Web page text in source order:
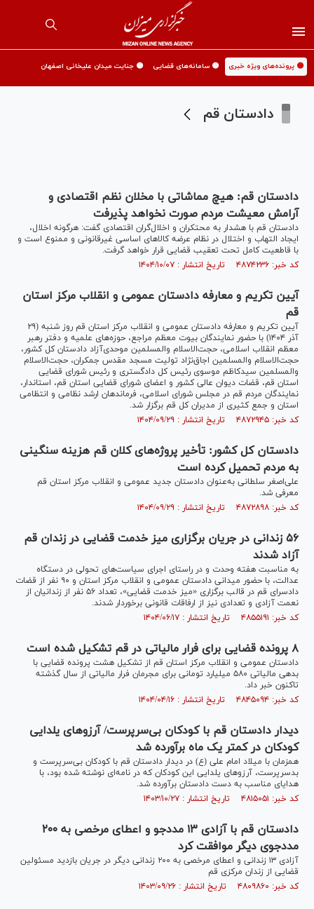
🟡 پرونده‌های ویژه خبری 🟡 سامانه‌های قضایی 🟡 جنایت میدان علیخانی اصفهان
دادستان قم
دادستان قم: هیچ مماشاتی با مخلان نظم اقتصادی و
آرامش معیشت مردم صورت نخواهد پذیرفت
دادستان قم با هشدار به محتکران و اخلال‌گران اقتصادی گفت: هرگونه اخلال،
ایجاد التهاب و اختلال در نظام عرضه کالا‌های اساسی غیرقانونی و ممنوع است و
با قاطعیت کامل تحت تعقیب قضایی قرار خواهد گرفت.
کد خبر: ۴۸۷۴۲۳۶ تاریخ انتشار : ۱۴۰۴/۱۰/۰۷
آیین تکریم و معارفه دادستان عمومی و انقلاب مرکز استان
قم
آیین تکریم و معارفه دادستان عمومی و انقلاب مرکز استان قم روز شنبه (۲۹
آذر ۱۴۰۴) با حضور نمایندگان بیوت معظم مراجع، حوزه‌های علمیه و دفتر رهبر
معظم انقلاب اسلامی، حجت‌الاسلام والمسلمین موحدی‌آزاد دادستان کل کشور،
حجت‌الاسلام والمسلمین اجاق‌نژاد تولیت مسجد مقدس جمکران، حجت‌الاسلام
والمسلمین سیدکاظم موسوی رئیس کل دادگستری و رئیس شورای قضایی
استان قم، قضات دیوان عالی کشور و اعضای شورای قضایی استان قم، استاندار،
نمایندگان مردم قم در مجلس شورای اسلامی، فرماندهان ارشد نظامی و انتظامی
استان و جمع کثیری از مدیران کل قم برگزار شد.
کد خبر: ۴۸۷۲۹۴۵ تاریخ انتشار : ۱۴۰۴/۰۹/۲۹
دادستان کل کشور: تأخیر پروژه‌های کلان قم هزینه سنگینی
به مردم تحمیل کرده است
علی‌اصغر سلطانی به‌عنوان دادستان جدید عمومی و انقلاب مرکز استان قم
معرفی شد.
کد خبر: ۴۸۷۲۸۹۸ تاریخ انتشار : ۱۴۰۴/۰۹/۲۹
۵۶ زندانی در جریان برگزاری میز خدمت قضایی در زندان قم
آزاد شدند
به مناسبت هفته وحدت و در راستای اجرای سیاست‌های تحولی در دستگاه
عدالت، با حضور میدانی دادستان عمومی و انقلاب مرکز استان و ۹۰ نفر از قضات
دادسرای قم در قالب برگزاری «میز خدمت قضایی»، تعداد ۵۶ نفر از زندانیان از
نعمت آزادی و تعدادی نیز از ارفاقات قانونی برخوردار شدند.
کد خبر: ۴۸۵۵۱۹۱ تاریخ انتشار : ۱۴۰۴/۰۶/۱۷
۸ پرونده قضایی برای فرار مالیاتی در قم تشکیل شده است
دادستان عمومی و انقلاب مرکز استان قم از تشکیل هشت پرونده قضایی با
بدهی مالیاتی ۵۸۰ میلیارد تومانی برای مجرمان فرار مالیاتی از سال گذشته
تاکنون خبر داد.
کد خبر: ۴۸۴۵۰۹۴ تاریخ انتشار : ۱۴۰۴/۰۴/۱۶
دیدار دادستان قم با کودکان بی‌سرپرست/ آرزو‌های یلدایی
کودکان در کمتر یک ماه برآورده شد
همزمان با میلاد امام علی (ع) در دیدار دادستان قم با کودکان بی‌سرپرست و
بدسرپرست، آرزو‌های یلدایی این کودکان که در نامه‌ای نوشته شده بود، با
هدایای مناسب به دست دادستان برآورده شد.
کد خبر: ۴۸۱۵۰۵۱ تاریخ انتشار : ۱۴۰۳/۱۰/۲۷
دادستان قم با آزادی ۱۳ مددجو و اعطای مرخصی به ۲۰۰
مددجوی دیگر موافقت کرد
آزادی ۱۳ زندانی و اعطای مرخصی به ۲۰۰ زندانی دیگر در جریان بازدید مسئولین
قضایی از زندان مرکزی قم
کد خبر: ۴۸۰۹۸۶۰ تاریخ انتشار : ۱۴۰۳/۰۹/۲۶